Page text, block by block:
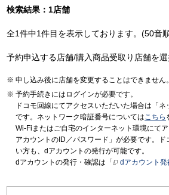
検索結果：1店舗
全1件中1件目を表示しております。(50音
予約申込する店舗/購入商品受取り店舗を選
申し込み後に店舗を変更することはできません。
予約手続きにはログインが必要です。
ドコモ回線にてアクセスいただいた場合は「
です。ネットワーク暗証番号についてはこちら
Wi-Fiまたはご自宅のインターネット環境にて
アカウントのID／パスワード」が必要です。
い方も、dアカウントの発行が可能です。
dアカウントの発行・確認は「
dアカウント発